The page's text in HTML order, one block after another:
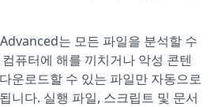
는 모든 파일을 분석할 수
퓨터에 해를 끼치거나 악성 콘텐
운로드할 수 있는 파일만 자동으로
니다. 실행 파일, 스크립트 및 문서